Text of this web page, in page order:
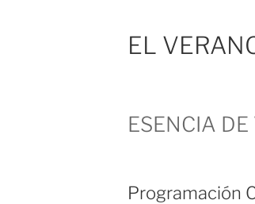
EL
ESENCIA
Programación